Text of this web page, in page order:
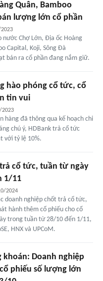
Quân, Bamboo
lượng lớn cổ phần
nước Chợ Lớn, Địa ốc Hoàng
Capital, Koji, Sông Đà
bán ra cổ phần đang nắm giữ.
hào phóng cổ tức, cổ
tin vui
2023
hàng đã thông qua kế hoạch chi
chú ý, HDBank trả cổ tức
với tỷ lệ 10%.
cổ tức, tuần từ ngày
1/11
2024
doanh nghiệp chốt trả cổ tức,
hành thêm cổ phiếu cho cổ
trong tuần từ 28/10 đến 1/11,
HNX và UPCoM.
khoán: Doanh nghiệp
phiếu số lượng lớn